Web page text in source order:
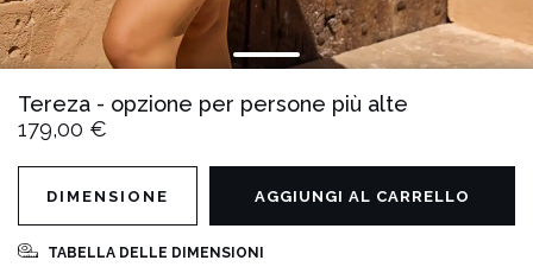
Tereza - opzione per persone più alte
179,00 €
TABELLA DELLE DIMENSIONI
DIMENSIONE AGGIUNGI AL CARRELLO